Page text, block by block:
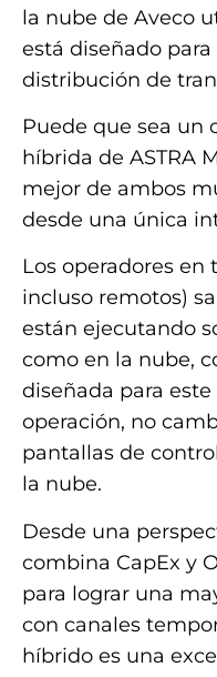
la nube de Aveco
está diseñado
distribución de
Puede que sea un
híbrida de ASTRA
mejor de ambos
desde una única
Los operadores en
incluso remotos)
están ejecutando
como en la nube,
diseñada para
operación, no
pantallas de
la nube.
Desde una
combina CapEx y
para lograr una
con canales
híbrido es una